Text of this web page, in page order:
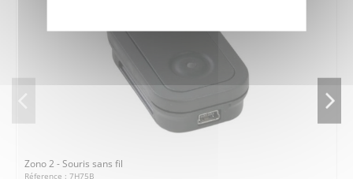
Zono 2 - Souris sans fil
Réference : 7H75B